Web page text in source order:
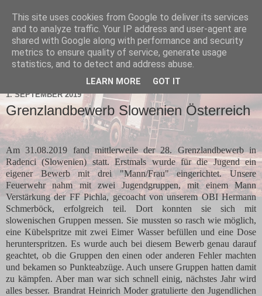
1. SEPTEMBER 2019
Grenzlandbewerb Slowenien Österreich
Am 31.08.2019 fand mittlerweile der 28. Grenzlandbewerb in
Radenci (Slowenien) statt. Erstmals wurde für die Jugend ein
eigener Bewerb mit drei "Mann/Frau" eingerichtet. Unsere
Feuerwehr nahm mit zwei Jugendgruppen, mit einem Mann
Verstärkung der FF Pichla, gecoacht von unserem OBI Hermann
Schmerböck, erfolgreich teil. Dort konnten sie sich mit
slowenischen Gruppen messen. Sie mussten so rasch wie möglich,
eine Kübelspritze mit zwei Eimer Wasser befüllen und eine Dose
herunterspritzen. Es wurde auch bei diesem Bewerb genau darauf
geachtet, ob die Gruppen den einen oder anderen Fehler machten
und bekamen so Punkteabzüge. Auch unsere Gruppen hatten damit
zu kämpfen. Aber man war sich schnell einig, nächstes Jahr wird
alles besser. Brandrat Heinrich Moder gratulierte den Jugendlichen
This site uses cookies from Google to deliver its services
and to analyze traffic. Your IP address and user-agent are
shared with Google along with performance and security
metrics to ensure quality of service, generate usage
statistics, and to detect and address abuse.
LEARN MORE GOT IT